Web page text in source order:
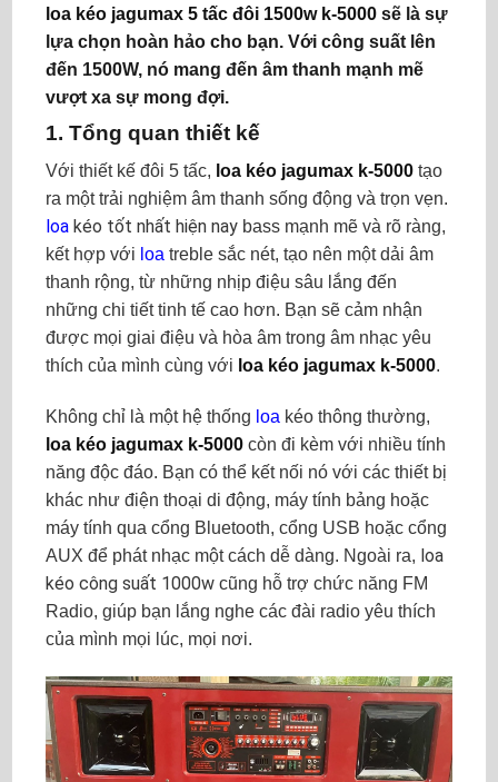
loa kéo jagumax 5 tấc đôi 1500w k-5000 sẽ là sự
lựa chọn hoàn hảo cho bạn. Với công suất lên
đến 1500W, nó mang đến âm thanh mạnh mẽ
vượt xa sự mong đợi.
1. Tổng quan thiết kế
Với thiết kế đôi 5 tấc, loa kéo jagumax k-5000 tạo
ra một trải nghiệm âm thanh sống động và trọn vẹn.
loa kéo tốt nhất hiện nay bass mạnh mẽ và rõ ràng,
kết hợp với loa treble sắc nét, tạo nên một dải âm
thanh rộng, từ những nhịp điệu sâu lắng đến
những chi tiết tinh tế cao hơn. Bạn sẽ cảm nhận
được mọi giai điệu và hòa âm trong âm nhạc yêu
thích của mình cùng với loa kéo jagumax k-5000.
Không chỉ là một hệ thống loa kéo thông thường,
loa kéo jagumax k-5000 còn đi kèm với nhiều tính
năng độc đáo. Bạn có thể kết nối nó với các thiết bị
khác như điện thoại di động, máy tính bảng hoặc
máy tính qua cổng Bluetooth, cổng USB hoặc cổng
AUX để phát nhạc một cách dễ dàng. Ngoài ra, loa
kéo công suất 1000w cũng hỗ trợ chức năng FM
Radio, giúp bạn lắng nghe các đài radio yêu thích
của mình mọi lúc, mọi nơi.